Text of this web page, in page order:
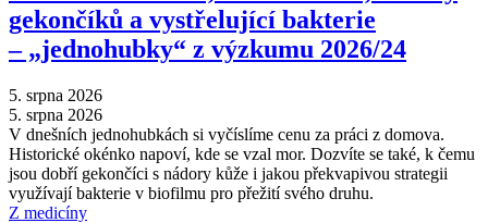
gekončíků a vystřelující bakterie
–⁠ „jednohubky“ z výzkumu 2026/24
5. srpna 2026
5. srpna 2026
V dnešních jednohubkách si vyčíslíme cenu za práci z domova.
Historické okénko napoví, kde se vzal mor. Dozvíte se také, k čemu
jsou dobří gekončíci s nádory kůže i jakou překvapivou strategii
využívají bakterie v biofilmu pro přežití svého druhu.
Z medicíny